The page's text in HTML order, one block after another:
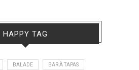
HAPPY TAG
BALADE BAR À TAPAS